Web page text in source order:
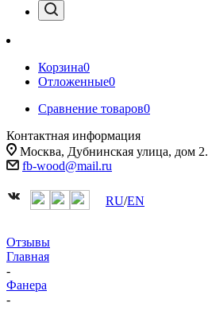
Корзина0
Отложенные0
Сравнение товаров0
Контактная информация
Москва, Дубнинская улица, дом 2.
fb-wood@mail.ru
RU/EN
Отзывы
Главная
-
Фанера
-